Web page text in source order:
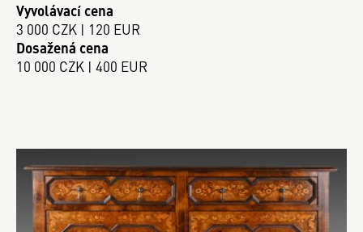
Vyvolávací cena
3 000 CZK | 120 EUR
Dosažená cena
10 000 CZK | 400 EUR